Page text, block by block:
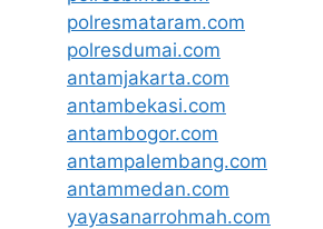
polresmataram.com
polresdumai.com
antamjakarta.com
antambekasi.com
antambogor.com
antampalembang.com
antammedan.com
yayasanarrohmah.com